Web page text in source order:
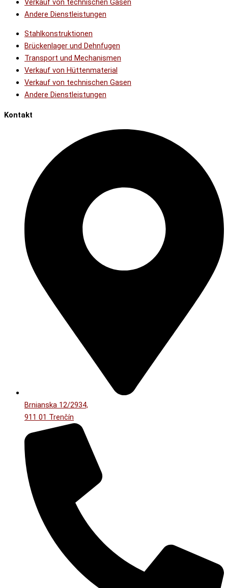
Verkauf von technischen Gasen
Andere Dienstleistungen
Stahlkonstruktionen
Brückenlager und Dehnfugen
Transport und Mechanismen
Verkauf von Hüttenmaterial
Verkauf von technischen Gasen
Andere Dienstleistungen
Kontakt
Brnianska 12/2934,
911 01 Trenčín